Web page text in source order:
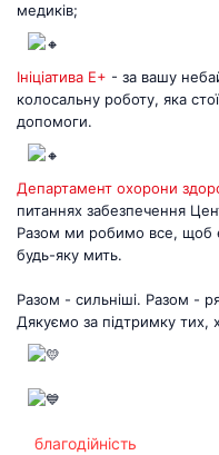
медиків;
Ініціатива Е+ - за вашу
колосальну роботу, яка
допомоги.
Департамент охорони
питаннях забезпечення
Разом ми робимо все, щоб
будь-яку мить.
Разом - сильніші. Разом -
Дякуємо за підтримку тих,
благодійність